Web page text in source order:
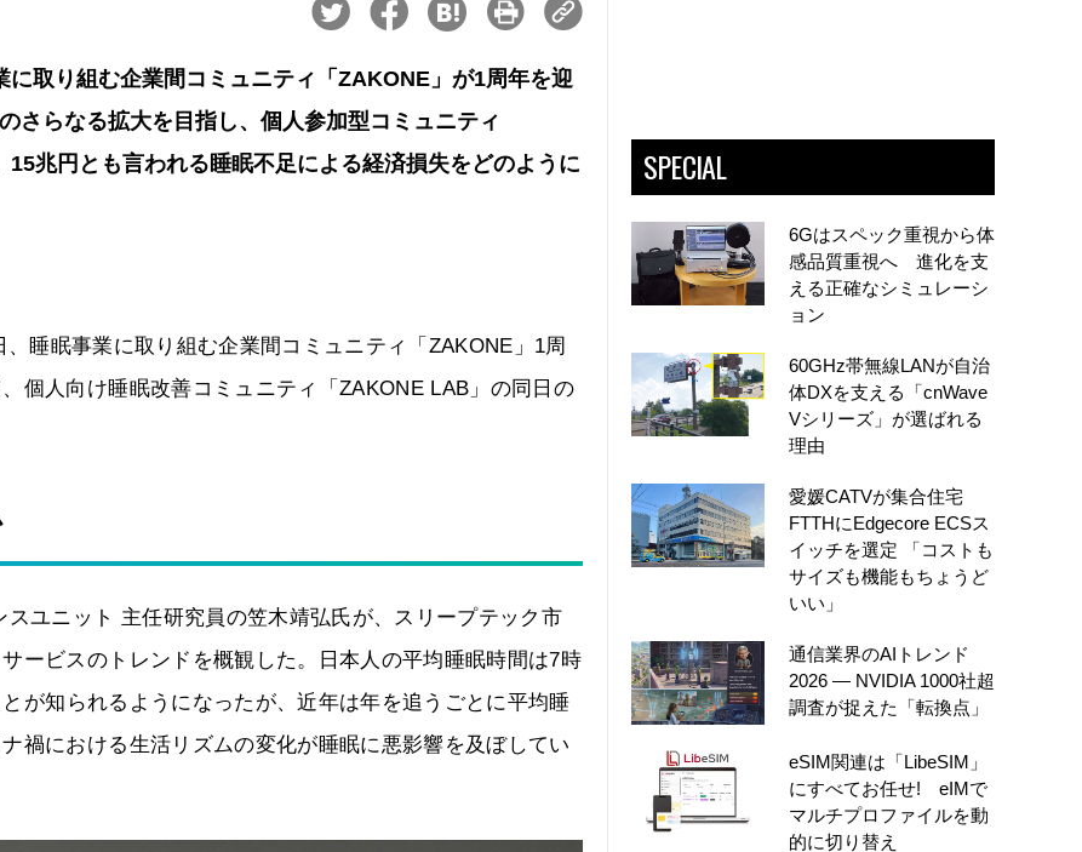
取り組む企業間コミュニティ「ZAKONE」が1周年を迎
さらなる拡大を目指し、個人参加型コミュニティ
兆円とも言われる睡眠不足による経済損失をどのように
睡眠事業に取り組む企業間コミュニティ「ZAKONE」1周
個人向け睡眠改善コミュニティ「ZAKONE LAB」の同日の
ユニット 主任研究員の笠木靖弘氏が、スリープテック市
ービスのトレンドを概観した。日本人の平均睡眠時間は7時
が知られるようになったが、近年は年を追うごとに平均睡
禍における生活リズムの変化が睡眠に悪影響を及ぼしてい
SPECIAL
6Gはスペック重視から体
感品質重視へ 進化を支
える正確なシミュレーシ
ョン
60GHz帯無線LANが自治
体DXを支える「cnWave
Vシリーズ」が選ばれる
理由
愛媛CATVが集合住宅
FTTHにEdgecore ECSス
イッチを選定 「コストも
サイズも機能もちょうど
いい」
通信業界のAIトレンド
2026 ― NVIDIA 1000社超
調査が捉えた「転換点」
eSIM関連は「LibeSIM」
にすべてお任せ! eIMで
マルチプロファイルを動
的に切り替え